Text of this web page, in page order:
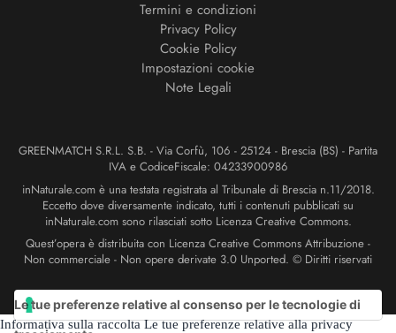
Termini e condizioni
Privacy Policy
Cookie Policy
Impostazioni cookie
Note Legali
GREENMATCH S.R.L. S.B. - Via Corfù, 106 - 25124 - Brescia (BS) - Partita
IVA e CodiceFiscale: 04233900986
inNaturale.com è una testata registrata al Tribunale di Brescia n.11/2018.
Eccetto dove diversamente indicato, tutti i contenuti pubblicati su
inNaturale.com sono rilasciati sotto Licenza Creative Commons.
Quest’opera è distribuita con Licenza Creative Commons Attribuzione -
Non commerciale - Non opere derivate 3.0 Unported. © Diritti riservati
Informativa sulla raccolta Le tue preferenze relative alla privacy
Le tue preferenze relative al consenso per le tecnologie di